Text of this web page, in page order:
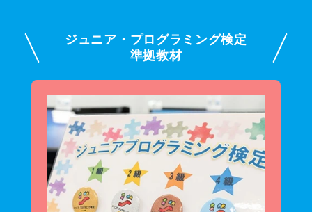
ジュニア・プログラミング検定
準拠教材